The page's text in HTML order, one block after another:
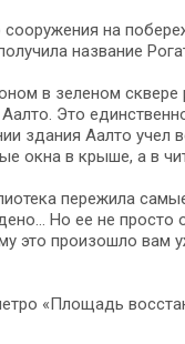
на
название
в зеленом сквере
Это
здания Аалто учел
окна в крыше, а в
пережила
Но ее не просто
это произошло вам
«Площадь